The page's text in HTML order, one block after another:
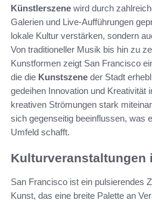
Künstlerszene wird durch
Galerien und Live-Aufführungen
lokale Kultur verstärken, sondern
Von traditioneller Musik bis hin zu
Kunstformen zeigt San Francisco
die die Kunstszene der Stadt
gedeihen Innovation und Kreativität
kreativen Strömungen stark
sich gegenseitig beeinflussen, was
Umfeld schafft.
Kulturveranstaltungen
San Francisco ist ein pulsierendes
Kunst, das eine breite Palette an